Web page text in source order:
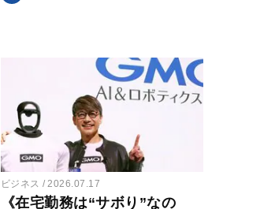
ビジネス 2026.07.17
《在宅勤務は“サボり”なの